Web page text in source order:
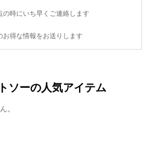
時にいち早くご連絡します
お得な情報をお送りします
ソーの人気アイテム
。